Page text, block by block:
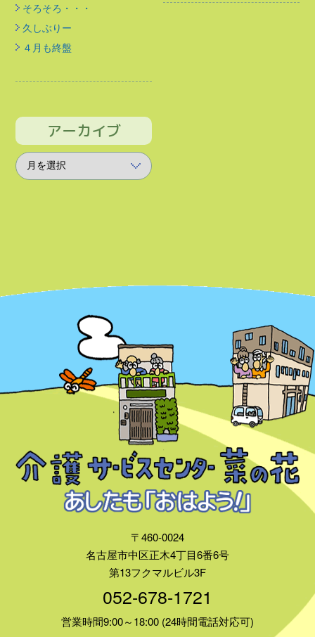
そろそろ・・・
久しぶりー
４月も終盤
アーカイブ
〒460-0024
名古屋市中区正木4丁目6番6号
第13フクマルビル3F
052-678-1721
営業時間9:00～18:00 (24時間電話対応可)